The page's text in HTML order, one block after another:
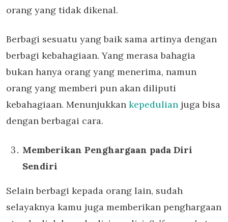
orang yang tidak dikenal.
Berbagi sesuatu yang baik sama artinya dengan
berbagi kebahagiaan. Yang merasa bahagia
bukan hanya orang yang menerima, namun
orang yang memberi pun akan diliputi
kebahagiaan. Menunjukkan kepedulian juga bisa
dengan berbagai cara.
Memberikan Penghargaan pada Diri
Sendiri
Selain berbagi kepada orang lain, sudah
selayaknya kamu juga memberikan penghargaan